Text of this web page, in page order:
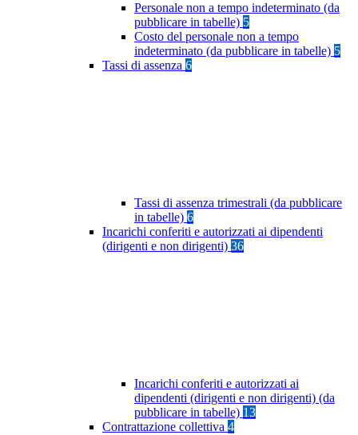
Personale non a tempo indeterminato (da
pubblicare in tabelle) 5
Costo del personale non a tempo
indeterminato (da pubblicare in tabelle) 5
Tassi di assenza 6
Tassi di assenza trimestrali (da pubblicare
in tabelle) 6
Incarichi conferiti e autorizzati ai dipendenti
(dirigenti e non dirigenti) 36
Incarichi conferiti e autorizzati ai
dipendenti (dirigenti e non dirigenti) (da
pubblicare in tabelle) 13
Contrattazione collettiva 4